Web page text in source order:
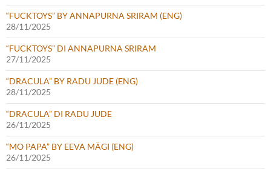
“FUCKTOYS” BY ANNAPURNA SRIRAM (ENG)
28/11/2025
“FUCKTOYS” DI ANNAPURNA SRIRAM
27/11/2025
“DRACULA” BY RADU JUDE (ENG)
28/11/2025
“DRACULA” DI RADU JUDE
26/11/2025
“MO PAPA” BY EEVA MÄGI (ENG)
26/11/2025